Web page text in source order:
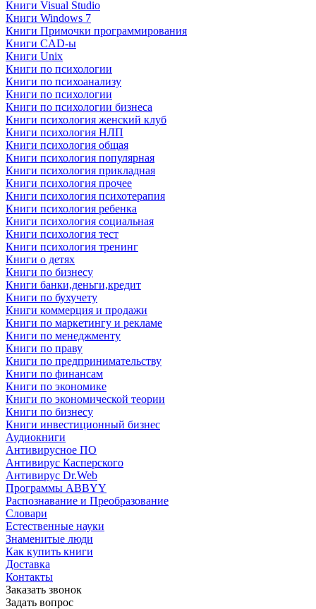
Книги Visual Studio
Книги Windows 7
Книги Примочки программирования
Книги CAD-ы
Книги Unix
Книги по психологии
Книги по психоанализу
Книги по психологии
Книги по психологии бизнеса
Книги психология женский клуб
Книги психология НЛП
Книги психология общая
Книги психология популярная
Книги психология прикладная
Книги психология прочее
Книги психология психотерапия
Книги психология ребенка
Книги психология социальная
Книги психология тест
Книги психология тренинг
Книги о детях
Книги по бизнесу
Книги банки,деньги,кредит
Книги по бухучету
Книги коммерция и продажи
Книги по маркетингу и рекламе
Книги по менеджменту
Книги по праву
Книги по предпринимательству
Книги по финансам
Книги по экономике
Книги по экономической теории
Книги по бизнесу
Книги инвестиционный бизнес
Аудиокниги
Антивирусное ПО
Антивирус Касперского
Антивирус Dr.Web
Программы ABBYY
Распознавание и Преобразование
Словари
Естественные науки
Знаменитые люди
Как купить книги
Доставка
Контакты
Заказать звонок
Задать вопрос